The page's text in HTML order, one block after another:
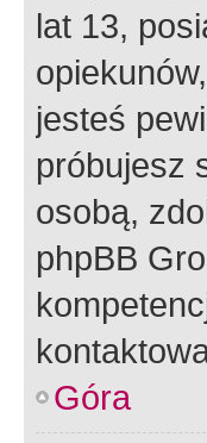
lat 13,
jesteś
próbujesz
osobą,
phpBB
Góra